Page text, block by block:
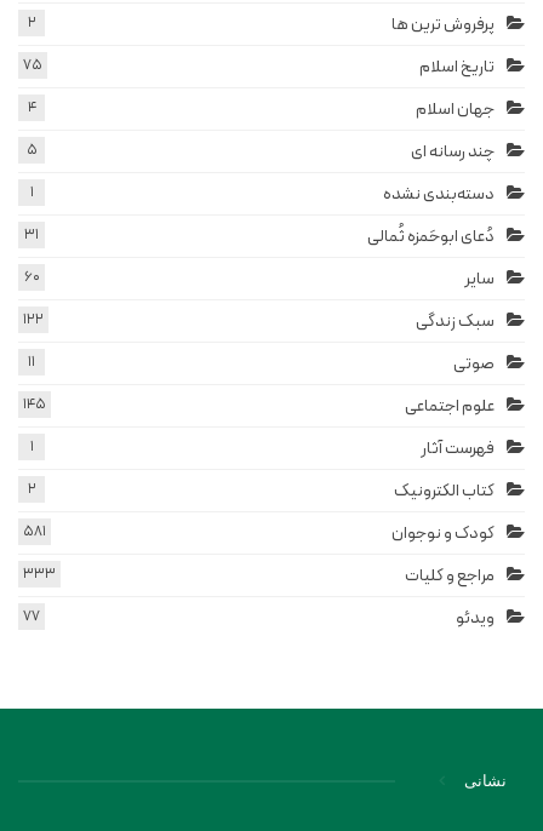
پرفروش ترین ها 2
تاریخ اسلام 75
جهان اسلام 4
چند رسانه ای 5
دسته‌بندی نشده 1
دُعای ابوحَمزه ثُمالی 31
سایر 60
سبک زندگی 122
صوتی 11
علوم اجتماعی 145
فهرست آثار 1
کتاب الکترونیک 2
کودک و نوجوان 581
مراجع و کلیات 333
ویدئو 77
نشانی